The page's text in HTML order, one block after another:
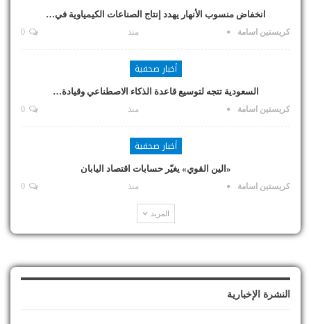
انخفاض منسوب الأنهار يهدد إنتاج الصناعات الكيمياوية في…
كريستين اسامة منذ
أخبار صحفية
السعودية تتجه لتوسيع قاعدة الذكاء الاصطناعي وقيادة…
كريستين اسامة منذ
أخبار صحفية
«الين القوي» يغيّر حسابات اقتصاد اليابان
كريستين اسامة منذ
المزيد
النشرة الإخبارية